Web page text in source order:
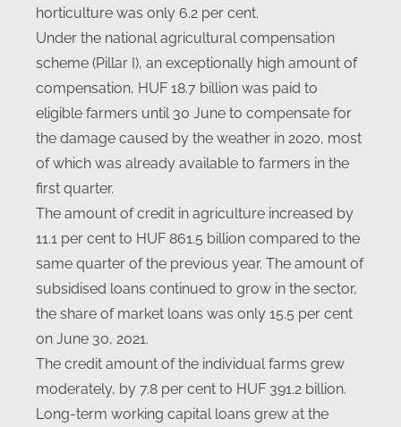
horticulture was only 6.2 per cent.
Under the national agricultural compensation
scheme (Pillar I), an exceptionally high amount of
compensation, HUF 18.7 billion was paid to
eligible farmers until 30 June to compensate for
the damage caused by the weather in 2020, most
of which was already available to farmers in the
first quarter.
The amount of credit in agriculture increased by
11.1 per cent to HUF 861.5 billion compared to the
same quarter of the previous year. The amount of
subsidised loans continued to grow in the sector,
the share of market loans was only 15.5 per cent
on June 30, 2021.
The credit amount of the individual farms grew
moderately, by 7.8 per cent to HUF 391.2 billion.
Long-term working capital loans grew at the